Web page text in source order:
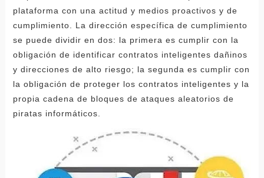
plataforma con una actitud y medios proactivos y de
cumplimiento. La dirección específica de cumplimiento
se puede dividir en dos: la primera es cumplir con la
obligación de identificar contratos inteligentes dañinos
y direcciones de alto riesgo; la segunda es cumplir con
la obligación de proteger los contratos inteligentes y la
propia cadena de bloques de ataques aleatorios de
piratas informáticos.